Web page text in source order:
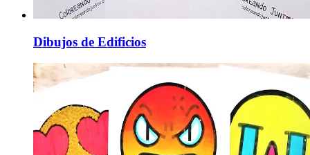
Dibujos de Edificios